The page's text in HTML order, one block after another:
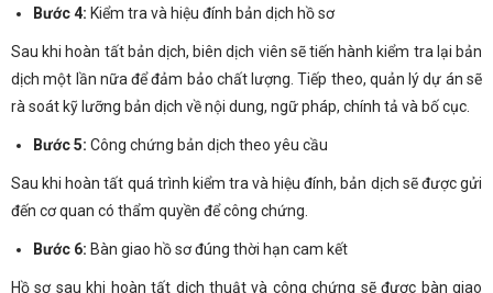
Bước 4: Kiểm tra và hiệu đính bản dịch hồ sơ
Sau khi hoàn tất bản dịch, biên dịch viên sẽ tiến hành kiểm tra lại bản
dịch một lần nữa để đảm bảo chất lượng. Tiếp theo, quản lý dự án sẽ
rà soát kỹ lưỡng bản dịch về nội dung, ngữ pháp, chính tả và bố cục.
Bước 5: Công chứng bản dịch theo yêu cầu
Sau khi hoàn tất quá trình kiểm tra và hiệu đính, bản dịch sẽ được gửi
đến cơ quan có thẩm quyền để công chứng.
Bước 6: Bàn giao hồ sơ đúng thời hạn cam kết
Hồ sơ sau khi hoàn tất dịch thuật và công chứng sẽ được bàn giao